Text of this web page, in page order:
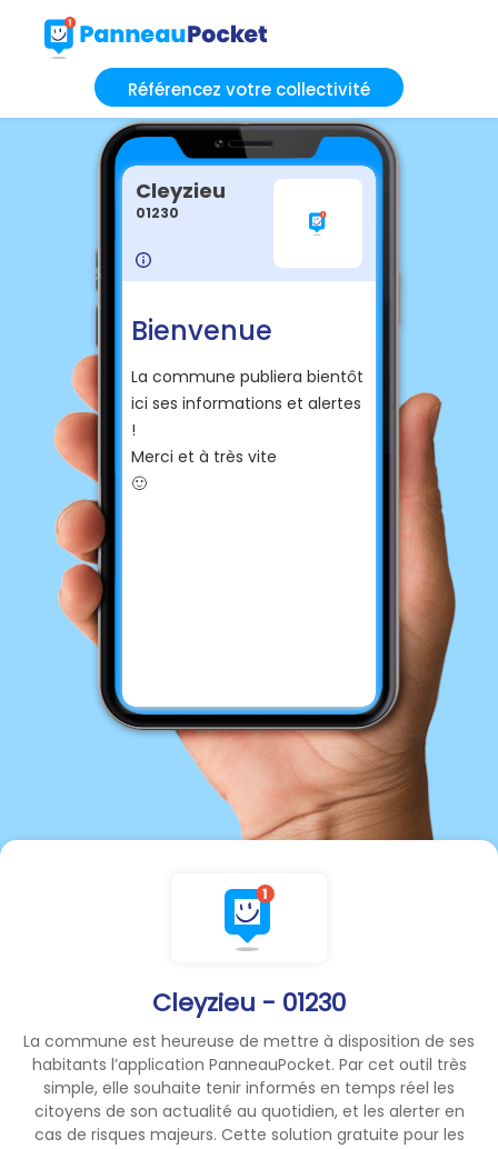
Référencez votre collectivité
Cleyzieu - 01230
La commune est heureuse de mettre à disposition de ses
habitants l’application PanneauPocket. Par cet outil très
simple, elle souhaite tenir informés en temps réel les
citoyens de son actualité au quotidien, et les alerter en
cas de risques majeurs. Cette solution gratuite pour les
Cleyzieu
01230
Bienvenue
La commune publiera bientôt
ici ses informations et alertes
!
Merci et à très vite
🙂